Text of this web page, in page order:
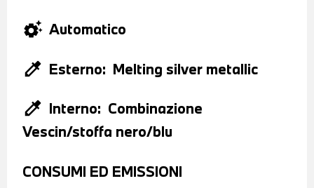
settings_suggest Automatico
colorize Esterno: Melting silver metallic
colorize Interno: Combinazione
Vescin/stoffa nero/blu
CONSUMI ED EMISSIONI